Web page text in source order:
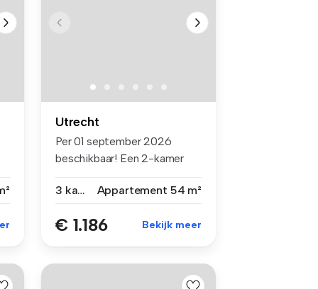
Utrecht
Per 01 september 2026
beschikbaar! Een 2-kamer
3 kamers
Appartement 54 m²
€ 1.186 Bekijk meer